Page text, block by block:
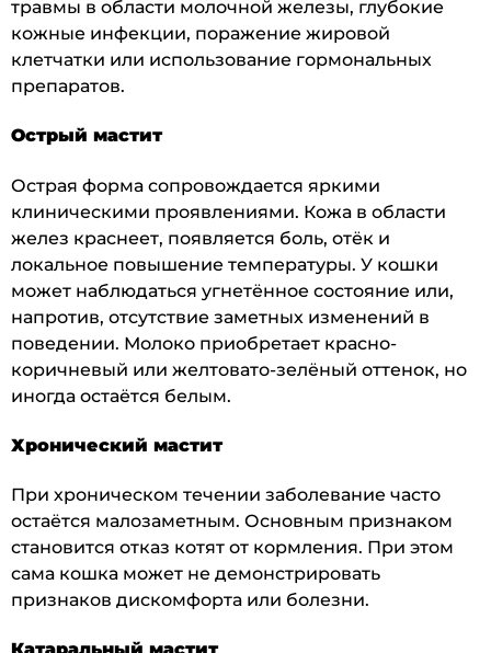
травмы в области молочной железы, глубокие
кожные инфекции, поражение жировой
клетчатки или использование гормональных
препаратов.
Острый мастит
Острая форма сопровождается яркими
клиническими проявлениями. Кожа в области
желез краснеет, появляется боль, отёк и
локальное повышение температуры. У кошки
может наблюдаться угнетённое состояние или,
напротив, отсутствие заметных изменений в
поведении. Молоко приобретает красно-
коричневый или желтовато-зелёный оттенок, но
иногда остаётся белым.
Хронический мастит
При хроническом течении заболевание часто
остаётся малозаметным. Основным признаком
становится отказ котят от кормления. При этом
сама кошка может не демонстрировать
признаков дискомфорта или болезни.